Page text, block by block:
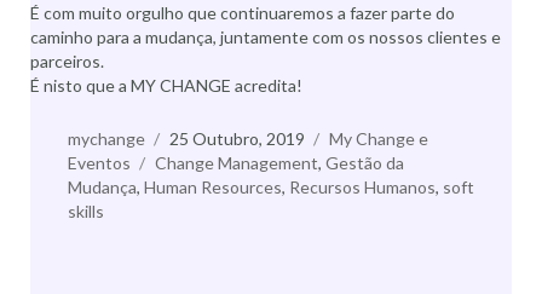
É com muito orgulho que continuaremos a fazer parte do
caminho para a mudança, juntamente com os nossos clientes e
parceiros.
É nisto que a MY CHANGE acredita!
Autor
mychange
Publicado
a
25 Outubro, 2019 Categorias
My Change e
Eventos
Etiquetas
Change Management, Gestão da
Mudança, Human Resources, Recursos Humanos, soft
skills